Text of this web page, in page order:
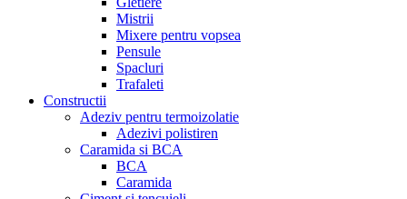
Mistrii
Mixere pentru vopsea
Pensule
Spacluri
Trafaleti
Constructii
Adeziv pentru termoizolatie
Adezivi polistiren
Caramida si BCA
BCA
Caramida